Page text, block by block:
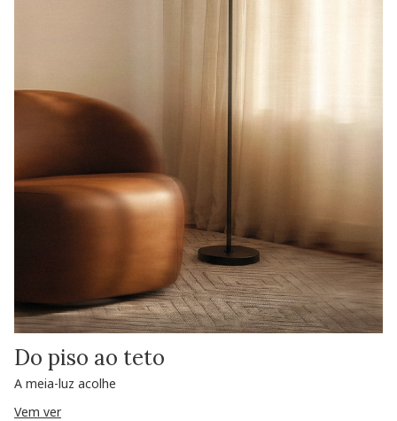
Do piso ao teto
A meia-luz acolhe
Vem ver